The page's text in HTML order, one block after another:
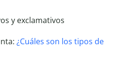
y exclamativos
¿Cuáles son los tipos de